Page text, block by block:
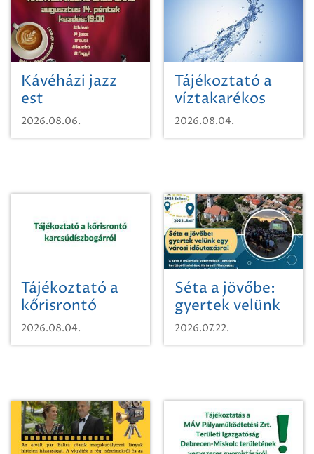
Kávéházi jazz
est
2026.08.06.
Tájékoztató a
víztakarékos
vízhasználatról
2026.08.04.
Tájékoztató a
kőrisrontó
karcsúdíszbogárról
2026.08.04.
Séta a jövőbe:
gyertek velünk
egy városi
időutazásra!
2026.07.22.